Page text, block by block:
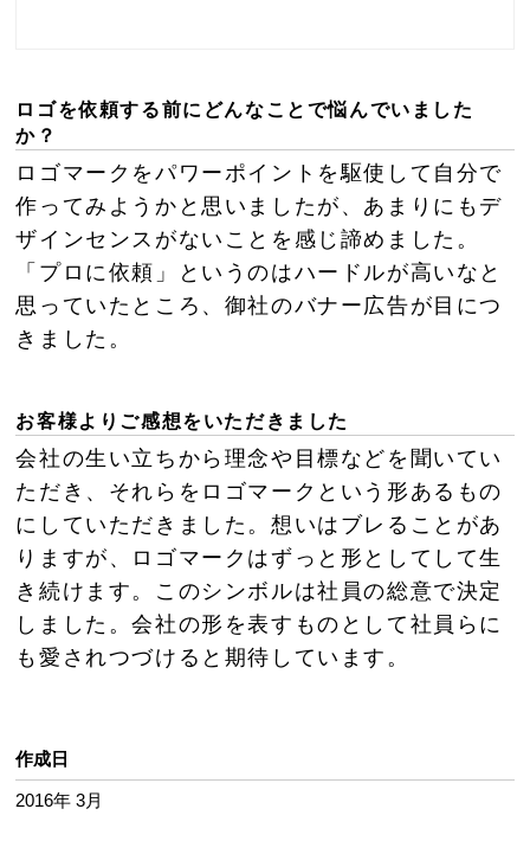
ロゴを依頼する前にどんなことで悩んでいました
か？
ロゴマークをパワーポイントを駆使して自分で
作ってみようかと思いましたが、あまりにもデ
ザインセンスがないことを感じ諦めました。
「プロに依頼」というのはハードルが高いなと
思っていたところ、御社のバナー広告が目につ
きました。
お客様よりご感想をいただきました
会社の生い立ちから理念や目標などを聞いてい
ただき、それらをロゴマークという形あるもの
にしていただきました。想いはブレることがあ
りますが、ロゴマークはずっと形としてして生
き続けます。このシンボルは社員の総意で決定
しました。会社の形を表すものとして社員らに
も愛されつづけると期待しています。
作成日
2016年 3月